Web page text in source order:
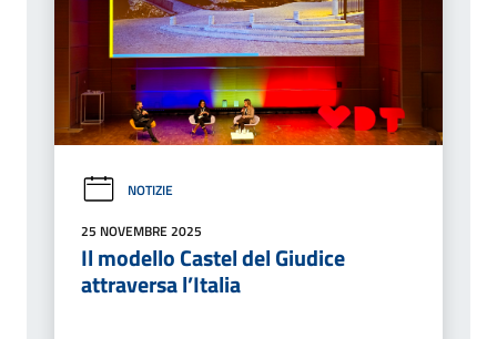
NOTIZIE
25 NOVEMBRE 2025
Il modello Castel del Giudice
attraversa l’Italia